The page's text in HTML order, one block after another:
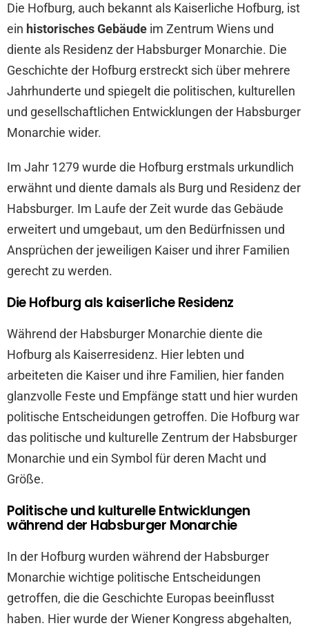
Die Hofburg, auch bekannt als Kaiserliche Hofburg, ist
ein historisches Gebäude im Zentrum Wiens und
diente als Residenz der Habsburger Monarchie. Die
Geschichte der Hofburg erstreckt sich über mehrere
Jahrhunderte und spiegelt die politischen, kulturellen
und gesellschaftlichen Entwicklungen der Habsburger
Monarchie wider.
Im Jahr 1279 wurde die Hofburg erstmals urkundlich
erwähnt und diente damals als Burg und Residenz der
Habsburger. Im Laufe der Zeit wurde das Gebäude
erweitert und umgebaut, um den Bedürfnissen und
Ansprüchen der jeweiligen Kaiser und ihrer Familien
gerecht zu werden.
Die Hofburg als kaiserliche Residenz
Während der Habsburger Monarchie diente die
Hofburg als Kaiserresidenz. Hier lebten und
arbeiteten die Kaiser und ihre Familien, hier fanden
glanzvolle Feste und Empfänge statt und hier wurden
politische Entscheidungen getroffen. Die Hofburg war
das politische und kulturelle Zentrum der Habsburger
Monarchie und ein Symbol für deren Macht und
Größe.
Politische und kulturelle Entwicklungen
während der Habsburger Monarchie
In der Hofburg wurden während der Habsburger
Monarchie wichtige politische Entscheidungen
getroffen, die die Geschichte Europas beeinflusst
haben. Hier wurde der Wiener Kongress abgehalten,